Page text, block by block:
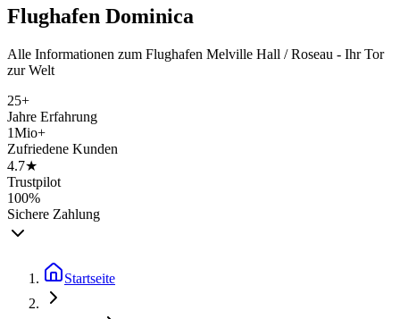
Flughafen Dominica
Alle Informationen zum Flughafen Melville Hall / Roseau - Ihr Tor
zur Welt
25+
Jahre Erfahrung
1Mio+
Zufriedene Kunden
4.7★
Trustpilot
100%
Sichere Zahlung
Startseite